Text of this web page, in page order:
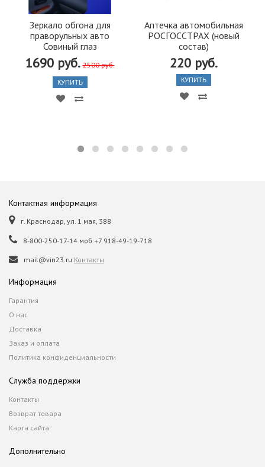
Зеркало обгона для
праворульных авто
Совиный глаз
1690 руб. 2500 руб.
КУПИТЬ
Аптечка автомобильная
РОСГОССТРАХ (новый
состав)
220 руб.
КУПИТЬ
Контактная информация
г. Краснодар, ул. 1 мая, 388
8-800-250-17-14 моб.+7 918-49-19-718
mail@vin23.ru Контакты
Информация
Гарантия
О нас
Доставка
Заказ и оплата
Политика конфиденциальности
Служба поддержки
Контакты
Возврат товара
Карта сайта
Дополнительно